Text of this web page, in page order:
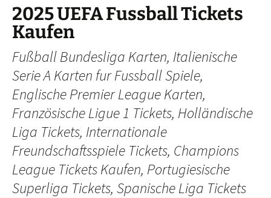
Skip
content
2025 UEFA Fussball Tickets
Kaufen
Fußball Bundesliga Karten, Italienische
Serie A Karten fur Fussball Spiele,
Englische Premier League Karten,
Französische Ligue 1 Tickets, Holländische
Liga Tickets, Internationale
Freundschaftsspiele Tickets, Champions
League Tickets Kaufen, Portugiesische
Superliga Tickets, Spanische Liga Tickets